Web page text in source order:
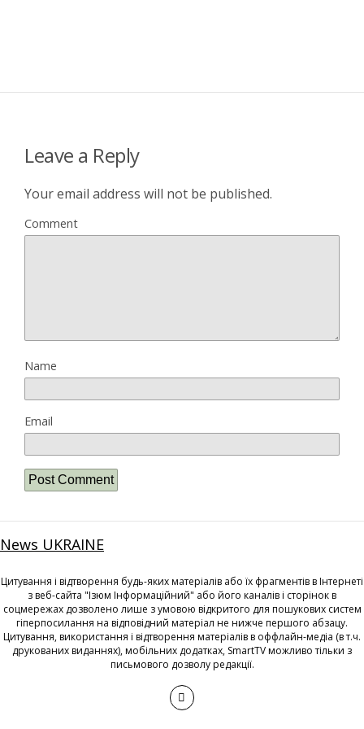
Leave a Reply
Your email address will not be published.
Comment
Name
Email
News UKRAINE
Цитування і відтворення будь-яких матеріалів або їх фрагментів в Інтернеті
з веб-сайта "Ізюм Інформаційний" або його каналів і сторінок в
соцмережах дозволено лише з умовою відкритого для пошукових систем
гіперпосилання на відповідний матеріал не нижче першого абзацу.
Цитування, використання і відтворення матеріалів в оффлайн-медіа (в т.ч.
друкованих виданнях), мобільних додатках, SmartTV можливо тільки з
письмового дозволу редакції.